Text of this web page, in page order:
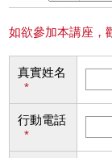
如欲參加本講座，
真實姓名
*
行動電話
*